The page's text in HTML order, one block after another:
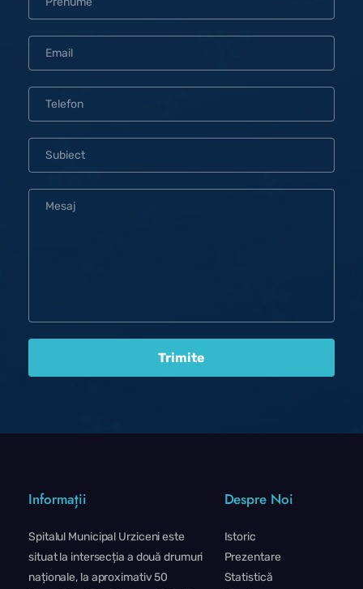
Trimite
Informații
Spitalul Municipal Urziceni este
situat la intersecția a două drumuri
naționale, la aproximativ 50
Despre Noi
Istoric
Prezentare
Statistică